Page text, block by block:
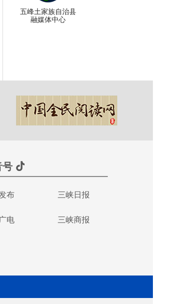
五峰土家族自治县
融媒体中心
布 三峡日报
电 三峡商报